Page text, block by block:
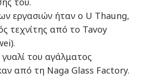
εργασιών ήταν ο U Thaung,
τεχνίτης από το Tavoy
του αγάλματος
από τη Naga Glass Factory.